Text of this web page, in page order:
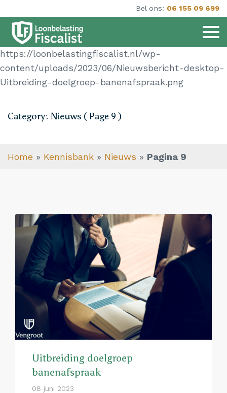
Bel ons: 06 155 09 699
https://loonbelastingfiscalist.nl/wp-
content/uploads/2023/06/Nieuwsbericht-desktop-
Uitbreiding-doelgroep-banenafspraak.png
Category: Nieuws ( Page 9 )
Home » Kennisbank » Nieuws » Pagina 9
Uitbreiding doelgroep
banenafspraak
08 juni 2023